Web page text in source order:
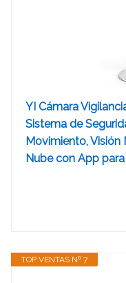
YI Cámara
Sistema de
Movimiento, Visión
Nube con App
TOP VENTAS Nº 7